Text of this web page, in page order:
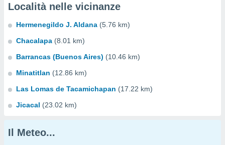
Località nelle vicinanze
Hermenegildo J. Aldana (5.76 km)
Chacalapa (8.01 km)
Barrancas (Buenos Aires) (10.46 km)
Minatitlan (12.86 km)
Las Lomas de Tacamichapan (17.22 km)
Jicacal (23.02 km)
Il Meteo...